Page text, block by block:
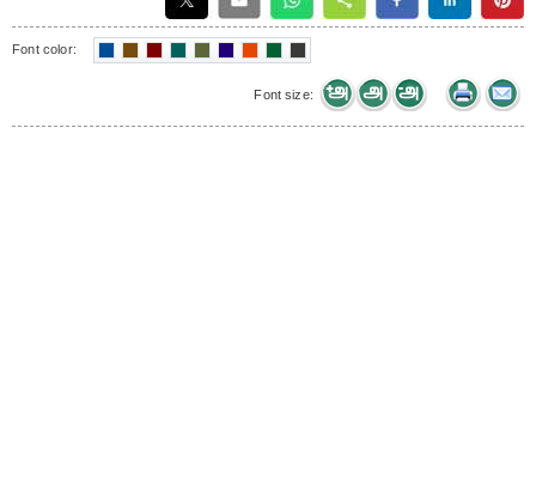
Font color:
Font size: